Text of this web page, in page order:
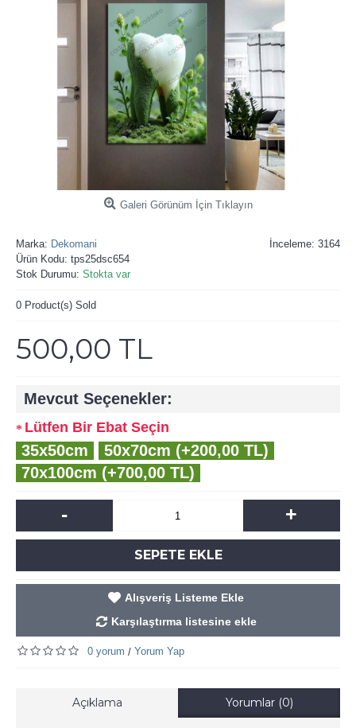
Galeri Görünüm İçin Tıklayın
İnceleme: 3164
Marka: Dekomani
Ürün Kodu: tps25dsc654
Stok Durumu: Stokta var
0 Product(s) Sold
500,00 TL
Mevcut Seçenekler:
Lütfen Bir Ebat Seçin
35x50cm
50x70cm (+200,00 TL)
70x100cm (+700,00 TL)
- +
SEPETE EKLE
Alışveriş Listeme Ekle
Karşılaştırma listesine ekle
0 yorum / Yorum Yap
Açıklama Yorumlar (0)